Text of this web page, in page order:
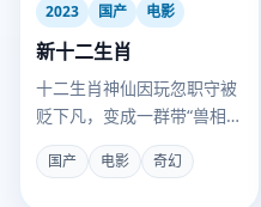
2023 国产 电影
新十二生肖
十二生肖神仙因玩忽职守被
贬下凡，变成一群带“兽相”
的普通人，他们要阻止一场
“无纪年”浩劫。
国产 电影 奇幻